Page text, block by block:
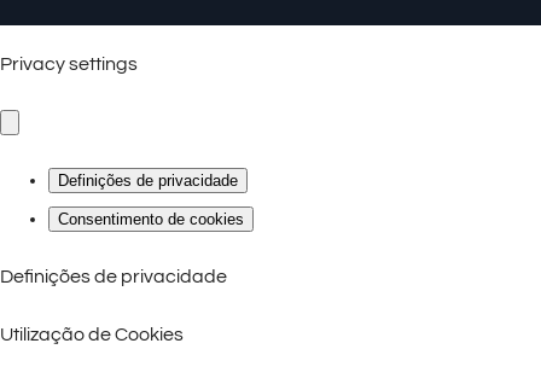
Privacy settings
Definições de privacidade
Consentimento de cookies
Definições de privacidade
Utilização de Cookies